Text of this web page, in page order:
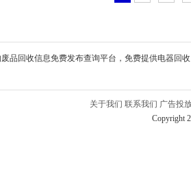
品回收信息免费发布查询平台，免费提供电器回
关于我们 联系我们 广告投
Copyright